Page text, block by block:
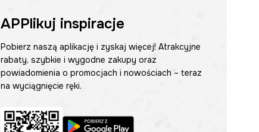
APPlikuj inspiracje
Pobierz naszą aplikację i zyskaj więcej! Atrakcyjne
rabaty, szybkie i wygodne zakupy oraz
powiadomienia o promocjach i nowościach – teraz
na wyciągnięcie ręki.